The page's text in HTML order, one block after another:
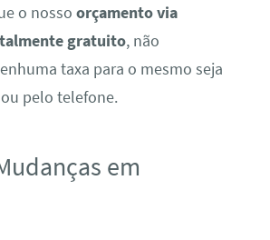
o nosso orçamento via
gratuito, não
taxa para o mesmo seja
pelo telefone.
em